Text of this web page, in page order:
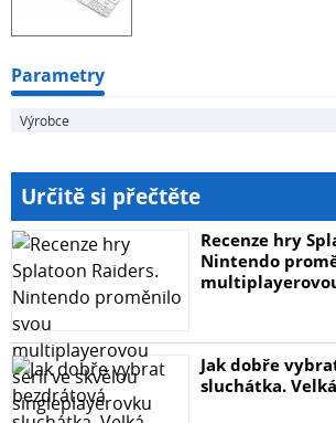
Parametry
Výrobce
Určitě si přečtěte
Recenze hry
Nintendo
Jak dobře
sluchátka.